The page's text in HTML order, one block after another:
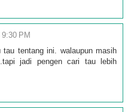
PM
tentang ini. walaupun masih
jadi pengen cari tau lebih